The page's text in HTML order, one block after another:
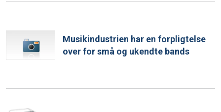
Musikindustrien har en forpligtelse
over for små og ukendte bands